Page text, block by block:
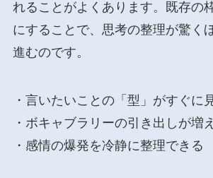
れることがよくあります。既存の
にすることで、思考の整理が驚く
進むのです。
・言いたいことの「型」がすぐに
・ボキャブラリーの引き出しが増
・感情の爆発を冷静に整理できる